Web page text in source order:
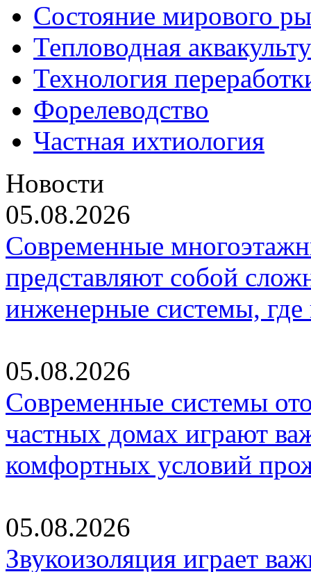
Состояние мирового
Тепловодная
Технология
Форелеводство
Частная ихтиология
Новости
05.08.2026
Современные
представляют собой
инженерные системы,
05.08.2026
Современные системы
частных домах играют
комфортных условий
05.08.2026
Звукоизоляция играет